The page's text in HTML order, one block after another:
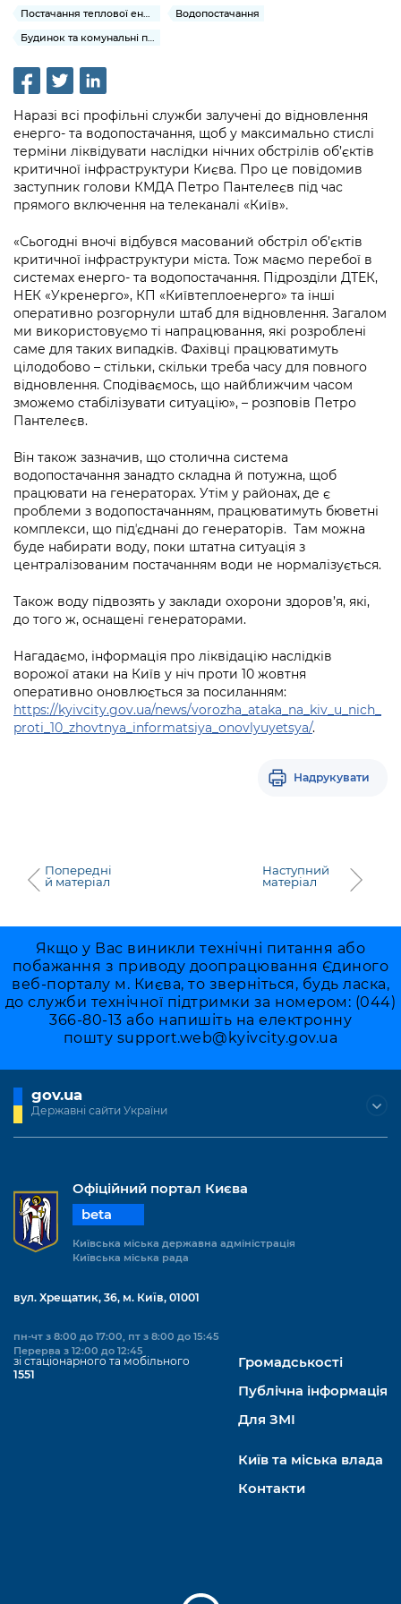
Рішення та розпорядження
Проєкти розпоряджень, що
перебувають на погодженні КМВА
Рішення Київради
Контактна інформація
Графік роботи та прийому громадян
Статистика
Звернення громадян
Регуляторна діяльність
Промисловість і наука Києва
Підприємства, установи, організації
Річні звіти
Гендерна політика
Безбар'єрність
Київська міська військова адміністрація
Освіта та навчальні заклади
Навколишнє середовище міста
Містобудування та земельні ділянки
Культура, спорт, дозвілля
Бізнес та ліцензування
Фінанси та бюджет
Безпека та правопорядок
Ритуальні послуги
Іноземцям / For foreigners
Пам'ятки культурної спадщини
Портал Захисників та Захисниць
Безбар'єрність
Портал послуг
Міський застосунок Київ Цифровий
Важливе під час воєнного стану
Громадська експертиза
Консультації з громадськістю
Громадська рада
Петиції
Відкритий бюджет
Контактний центр
Допомога учасникам АТО
Рада з питань внутрішньо переміщених
осіб при Київській міській військовій
адміністрації
«Ініціатива «Партнерство «Відкритий
Уряд» – місцевий рівень»
Важливе під час воєнного стану
Інформація з обмеженим доступом
Подати запит онлайн
Проекти нормативно-правових та
інших актів
Нормативна база
Питання і відповіді про публічну
Порядок оскарження рішень, дій чи
бездіяльності розпорядників інформації
Звіти про опрацювання запитів на
публічну інформацію
Інформація для споживачів
Про відкриті дані
Портал даних Києва
Публічні дашборди
Медіагалерея
КМДА / Subscribe to announcements
from the KCSA
Порядок акредитації медіа /
Accreditation process
Подати журналістський запит /
Submitting a media request
Зйомки в лікарнях в умовах воєнного
стану / Rules for media coverage of
hospitals at work under martial law
Контакти для медіа / Contacts for mass
media
Портал Послуг
Водопостачання
Будинок та комунальні послуги
Наразі всі профільні служби залучені до відновлення
енерго- та водопостачання, щоб у максимально стислі
терміни ліквідувати наслідки нічних обстрілів об’єктів
критичної інфраструктури Києва. Про це повідомив
заступник голови КМДА Петро Пантелеєв під час
прямого включення на телеканалі «Київ».
«Сьогодні вночі відбувся масований обстріл об’єктів
критичної інфраструктури міста. Тож маємо перебої в
системах енерго- та водопостачання. Підрозділи ДТЕК,
НЕК «Укренерго», КП «Київтеплоенерго» та інші
оперативно розгорнули штаб для відновлення. Загалом
ми використовуємо ті напрацювання, які розроблені
саме для таких випадків. Фахівці працюватимуть
цілодобово – стільки, скільки треба часу для повного
відновлення. Сподіваємось, що найближчим часом
зможемо стабілізувати ситуацію», – розповів Петро
Пантелеєв.
Він також зазначив, що столична система
водопостачання занадто складна й потужна, щоб
працювати на генераторах. Утім у районах, де є
проблеми з водопостачанням, працюватимуть бюветні
комплекси, що підʼєднані до генераторів. Там можна
буде набирати воду, поки штатна ситуація з
централізованим постачанням води не нормалізується.
Також воду підвозять у заклади охорони здоров’я, які,
до того ж, оснащені генераторами.
Нагадаємо, інформація про ліквідацію наслідків
ворожої атаки на Київ у ніч проти 10 жовтня
оперативно оновлюється за посиланням:
https://kyivcity.gov.ua/news/vorozha_ataka_na_kiv_u_nich_
proti_10_zhovtnya_informatsiya_onovlyuyetsya/.
Надрукувати
Попередні
й матеріал
Наступний
матеріал
Якщо у Вас виникли технічні питання або
побажання з приводу доопрацювання Єдиного
веб-порталу м. Києва, то зверніться, будь ласка,
до служби технічної підтримки за номером: (044)
366-80-13 або напишіть на електронну
пошту support.web@kyivcity.gov.ua
gov.ua
Державні сайти України
Офіційний портал Києва
beta
Київська міська державна адміністрація
Київська міська рада
вул. Хрещатик, 36, м. Київ, 01001
пн-чт з 8:00 до 17:00, пт з 8:00 до 15:45
Перерва з 12:00 до 12:45
зі стаціонарного та мобільного
1551
Громадськості
Публічна інформація
Для ЗМІ
Київ та міська влада
Контакти